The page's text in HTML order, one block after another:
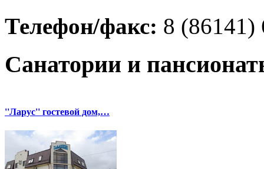
Телефон/факс: 8 (86141)
Санатории и
''Ларус'' гостевой дом,…